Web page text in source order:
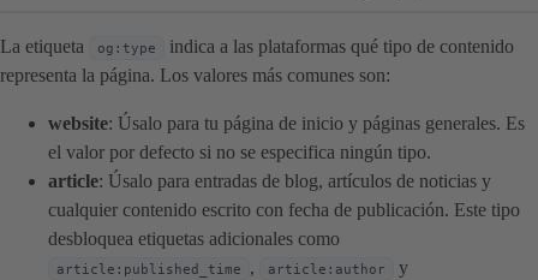
La etiqueta og:type
indica a las plataformas qué tipo de contenido
representa la página. Los valores más comunes son:
website: Úsalo para tu página de inicio y páginas generales. Es
el valor por defecto si no se especifica ningún tipo.
article: Úsalo para entradas de blog, artículos de noticias y
cualquier contenido escrito con fecha de publicación. Este tipo
desbloquea etiquetas adicionales como
article:published_time , article:author y